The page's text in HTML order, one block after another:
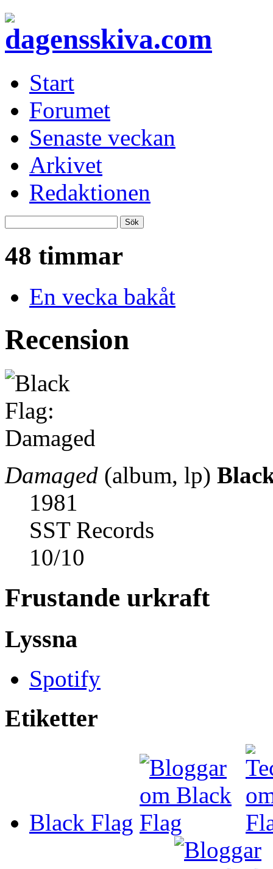
Start
Forumet
Senaste veckan
Arkivet
Redaktionen
48 timmar
En vecka bakåt
Recension
Damaged (album, lp)
1981
SST Records
10/10
Frustande urkraft
Lyssna
Spotify
Etiketter
Black Flag